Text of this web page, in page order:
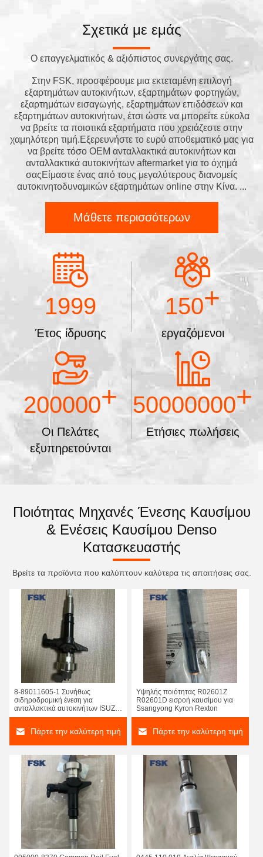
Σχετικά με εμάς
Ο επαγγελματικός & αξιόπιστος συνεργάτης σας.
Στην FSK, προσφέρουμε μια εκτεταμένη επιλογή
εξαρτημάτων αυτοκινήτων, εξαρτημάτων φορτηγών,
εξαρτημάτων εισαγωγής, εξαρτημάτων επιδόσεων και
εξαρτημάτων αυτοκινήτων, έτσι ώστε να μπορείτε εύκολα
να βρείτε τα ποιοτικά εξαρτήματα που χρειάζεστε στην
χαμηλότερη τιμή.Εξερευνήστε το ευρύ αποθεματικό μας για
να βρείτε τόσο OEM ανταλλακτικά αυτοκινήτων και
ανταλλακτικά αυτοκινήτων aftermarket για το όχημά
σαςΕίμαστε ένας από τους μεγαλύτερους διανομείς
αυτοκινητοδυναμικών εξαρτημάτων online στην Κίνα. ...
Μάθετε περισσότερων
1999
Έτος ίδρυσης
150+
εργαζόμενοι
200000+
Οι Πελάτες
εξυπηρετούνται
50000000+
Ετήσιες πωλήσεις
Ποιότητας Μηχανές Ένεσης Καυσίμου
& Ενέσεις Καυσίμου Denso
Κατασκευαστής
Βρείτε τα προϊόντα που καλύπτουν καλύτερα τις απαιτήσεις σας.
8-89011605-1 Συνήθως
σιδηροδρομική ένεση για
ανταλλακτικά αυτοκινήτων ISUZU
D-MAX
Πάρτε την καλύτερη τιμή
Υψηλής ποιότητας R02601Z
R02601D εισροή καυσίμου για
Ssangyong Kyron Rexton
Πάρτε την καλύτερη τιμή